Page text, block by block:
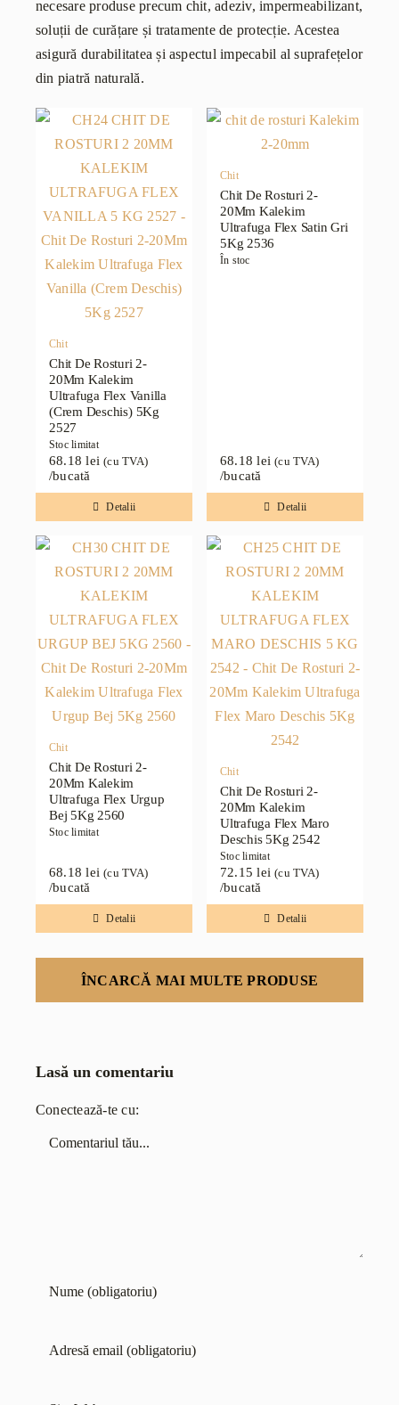
necesare produse precum chit, adeziv, impermeabilizant,
soluții de curățare și tratamente de protecție. Acestea
asigură durabilitatea și aspectul impecabil al suprafețelor
din piatră naturală.
Chit
Chit De Rosturi 2-
20Mm Kalekim
Ultrafuga Flex Vanilla
(Crem Deschis) 5Kg
2527
Stoc limitat
68.18lei (cu TVA)
/bucată
Detalii
Chit
Chit De Rosturi 2-
20Mm Kalekim
Ultrafuga Flex Satin Gri
5Kg 2536
În stoc
68.18lei (cu TVA)
/bucată
Detalii
Chit
Chit De Rosturi 2-
20Mm Kalekim
Ultrafuga Flex Urgup
Bej 5Kg 2560
Stoc limitat
68.18lei (cu TVA)
/bucată
Detalii
Chit
Chit De Rosturi 2-
20Mm Kalekim
Ultrafuga Flex Maro
Deschis 5Kg 2542
Stoc limitat
72.15lei (cu TVA)
/bucată
Detalii
ÎNCARCĂ MAI MULTE PRODUSE
Lasă un comentariu
Conectează-te cu:
Comentariu